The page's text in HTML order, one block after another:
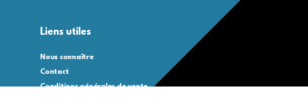
Liens utiles
Nous connaître
Contact
Conditions générales de vente